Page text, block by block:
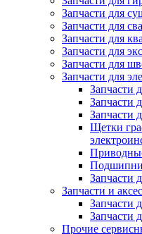
Запчасти для
Запчасти для
Запчасти для
Запчасти для
Запчасти для
Запчасти для
Запчасти
Запчасти
Запчасти
Щетки
Запчасти
Запчасти и
Запчасти
Запчасти
Прочие